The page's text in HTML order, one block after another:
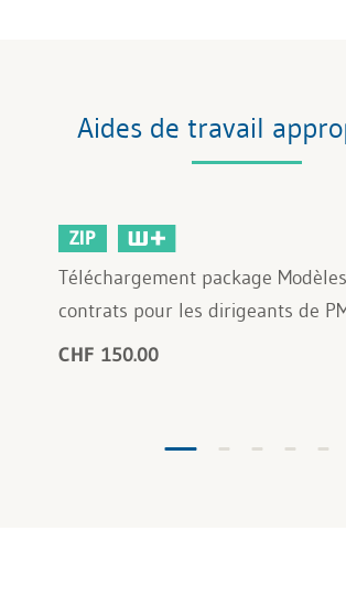
Aides de travail
ZIP
Téléchargement package
contrats pour les dirigeants de
CHF 150.00